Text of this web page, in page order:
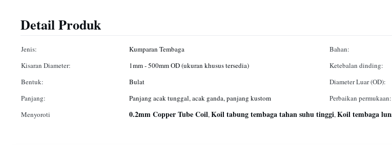
Detail Produk
Jenis: Kumparan Tembaga Bahan:
Kisaran Diameter:
1mm - 500mm OD (ukuran khusus tersedia) Ketebalan dinding:
Bentuk:
Bulat Diameter Luar (OD):
Panjang:
Panjang acak tunggal, acak ganda, panjang kustom Perbaikan permukaan:
Menyoroti
0.2mm Copper Tube Coil,Koil tabung tembaga tahan suhu tinggi,Koil tembaga